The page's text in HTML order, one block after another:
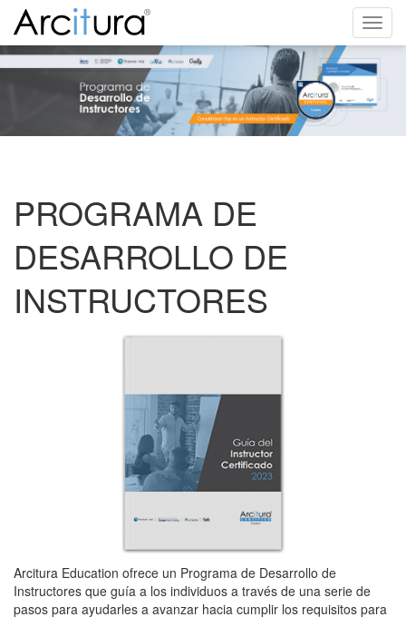
PROGRAMA DE
DESARROLLO DE
INSTRUCTORES
Arcitura Education ofrece un Programa de Desarrollo de
Instructores que guía a los individuos a través de una serie de
pasos para ayudarles a avanzar hacia cumplir los requisitos para